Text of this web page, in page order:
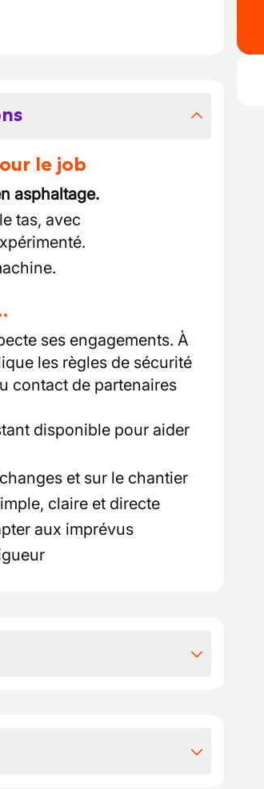
le job
asphaltage.
tas, avec
ses engagements. À
les règles de sécurité
contact de partenaires
disponible pour aider
et sur le chantier
claire et directe
aux imprévus